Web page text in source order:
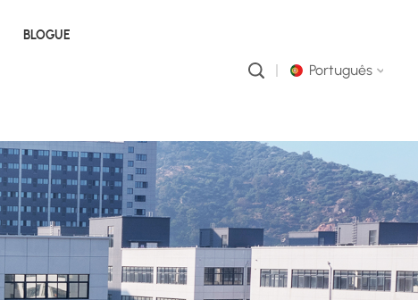
BLOGUE
Português
English
русский
português
العربية